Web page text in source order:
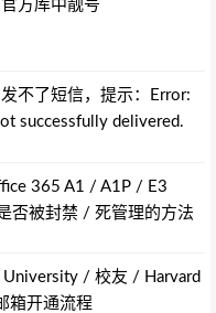
方库中靓号
不了短信，提示：Error:
successfully delivered.
365 A1 / A1P / E3
否被封禁 / 死管理的方法
University / 校友 / Harvard
箱开通流程